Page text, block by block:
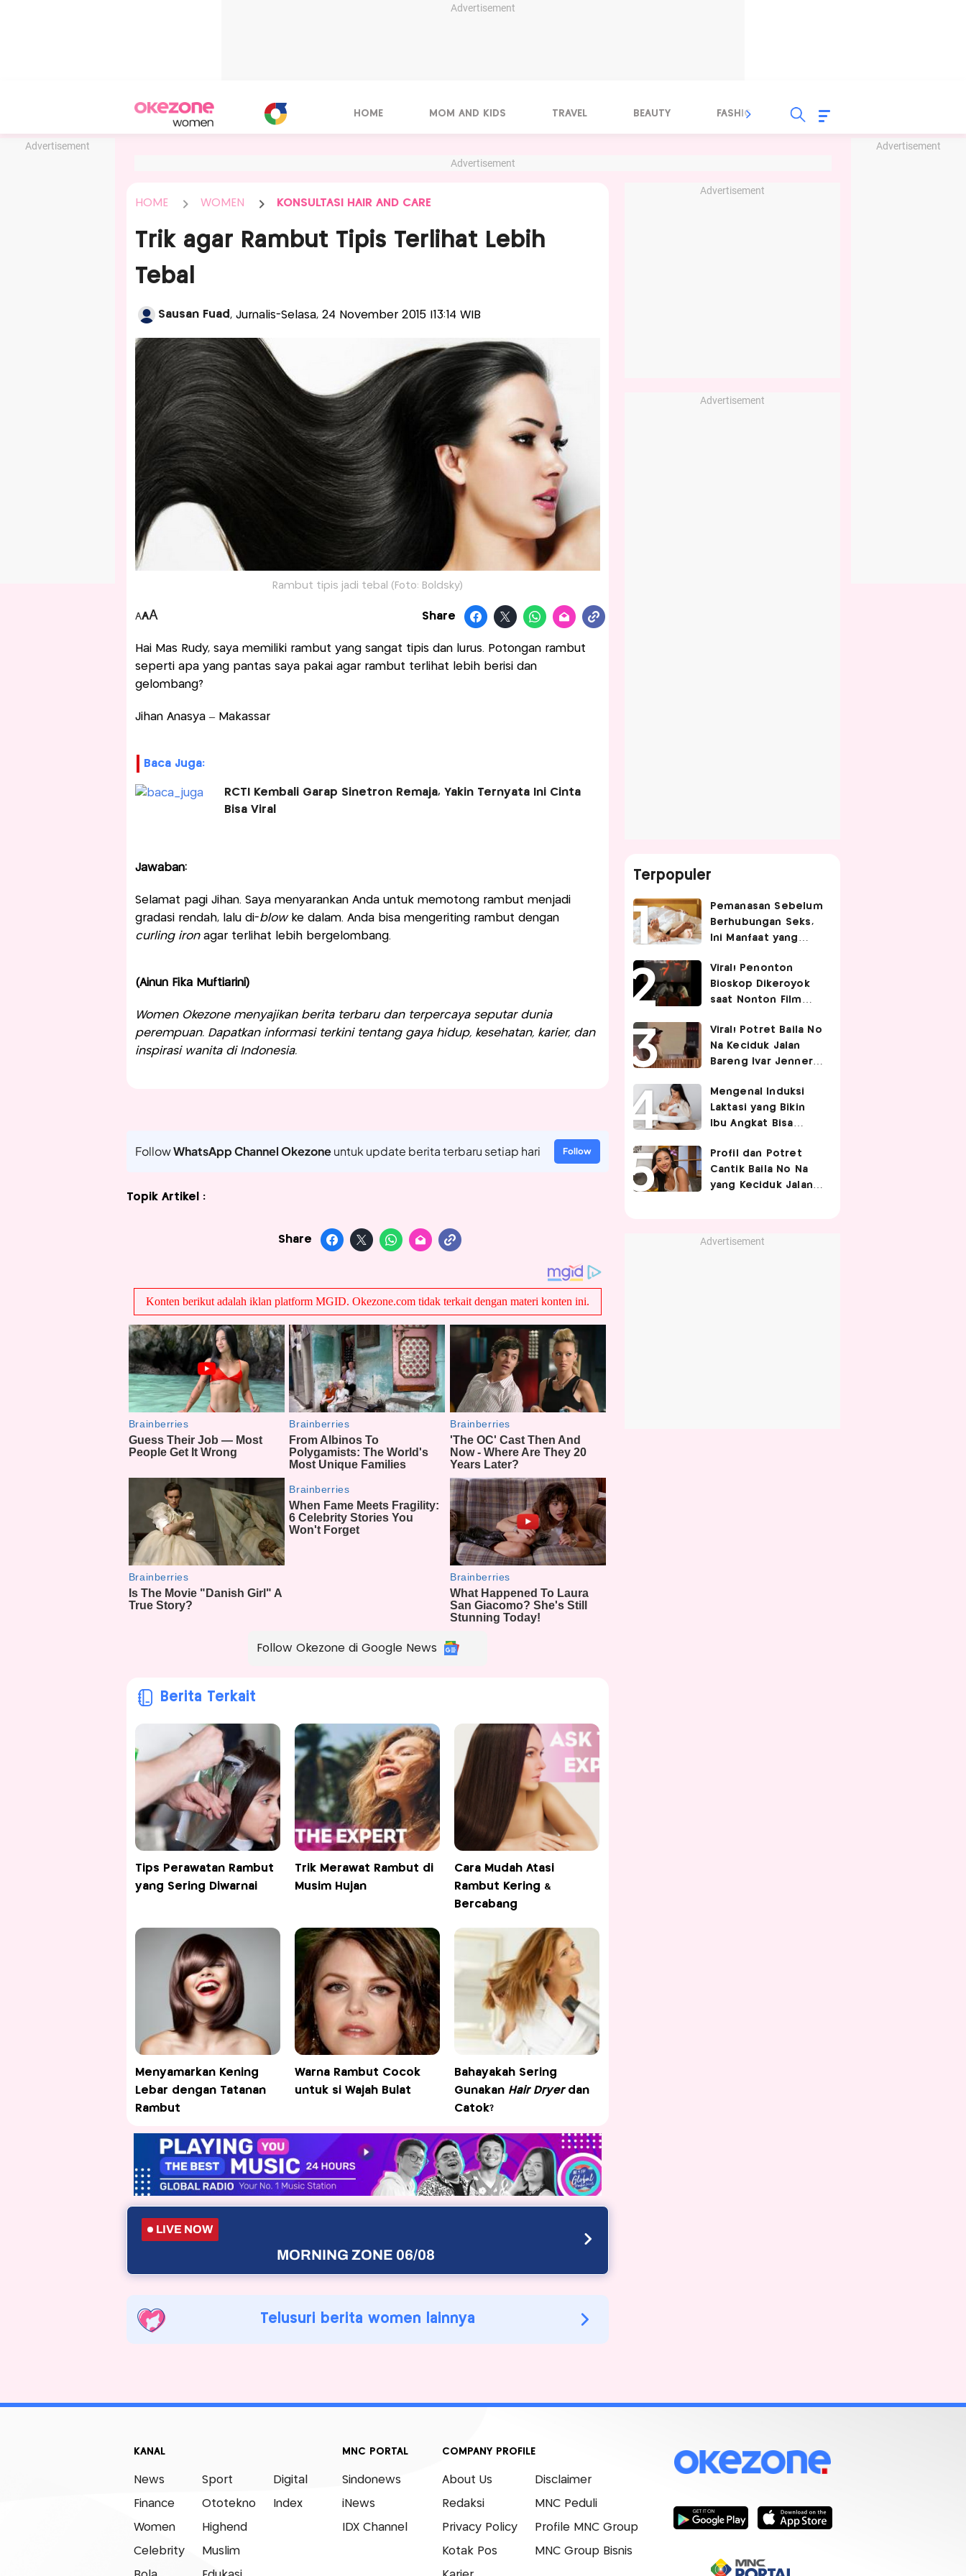
Advertisement
Advertisement Advertisement
HOME MOM AND KIDS TRAVEL BEAUTY FASHION FOOD
Advertisement
HOME WOMEN KONSULTASI HAIR AND CARE
Trik agar Rambut Tipis Terlihat Lebih
Tebal
Sausan Fuad , Jurnalis-Selasa, 24 November 2015 |13:14 WIB
Rambut tipis jadi tebal (Foto: Boldsky)
AAA Share
Hai Mas Rudy, saya memiliki rambut yang sangat tipis dan lurus. Potongan rambut
seperti apa yang pantas saya pakai agar rambut terlihat lebih berisi dan
gelombang?
Jihan Anasya – Makassar
Baca Juga:
RCTI Kembali Garap Sinetron Remaja, Yakin Ternyata Ini Cinta
Bisa Viral
Jawaban:
Selamat pagi Jihan. Saya menyarankan Anda untuk memotong rambut menjadi
gradasi rendah, lalu di-blowke dalam. Anda bisa mengeriting rambut dengan
curling ironagar terlihat lebih bergelombang.
(Ainun Fika Muftiarini)
Women Okezone menyajikan berita terbaru dan terpercaya seputar dunia
perempuan. Dapatkan informasi terkini tentang gaya hidup, kesehatan, karier, dan
inspirasi wanita di Indonesia.
FollowWhatsApp Channel Okezoneuntuk update berita terbaru setiap hari Follow
Topik Artikel :
Share
Follow Okezone di Google News
Berita Terkait
Tips Perawatan Rambut
yang Sering Diwarnai
Trik Merawat Rambut di
Musim Hujan
Cara Mudah Atasi
Rambut Kering &
Bercabang
Menyamarkan Kening
Lebar dengan Tatanan
Rambut
Warna Rambut Cocok
untuk si Wajah Bulat
Bahayakah Sering
Gunakan Hair Dryerdan
Catok?
LIVE NOW
MORNING ZONE 06/08
Telusuri berita women lainnya
Advertisement
Advertisement
Terpopuler
Pemanasan Sebelum
Berhubungan Seks,
Ini Manfaat yang
Pasangan
Viral! Penonton
Bioskop Dikeroyok
saat Nonton Film
Viral! Potret Baila No
Na Keciduk Jalan
Bareng Ivar Jenner,
Mengenal Induksi
Laktasi yang Bikin
Ibu Angkat Bisa
Adopsi
Profil dan Potret
Cantik Baila No Na
yang Keciduk Jalan
Advertisement
KANAL
Ototekno
MNC PORTAL COMPANY PROFILE
Redaksi
Profile MNC Group